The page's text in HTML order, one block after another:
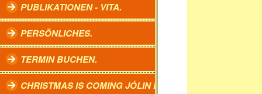
PUBLIKATIONEN - VITA.
PERSÖNLICHES.
TERMIN BUCHEN.
CHRISTMAS IS COMING JÓLIN KOMA.